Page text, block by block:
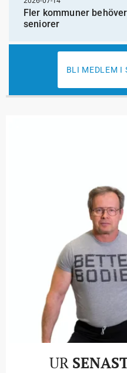
Fler kommuner
seniorer
BLI MEDLEM I
UR